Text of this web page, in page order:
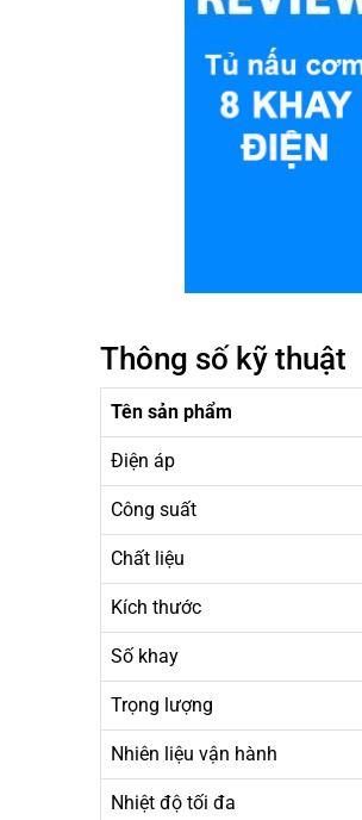
Thông số kỹ thuật
Tên sản phẩm
Điện áp
Công suất
Chất liệu
Kích thước
Số khay
Trọng lượng
Nhiên liệu vận hành
Nhiệt độ tối đa